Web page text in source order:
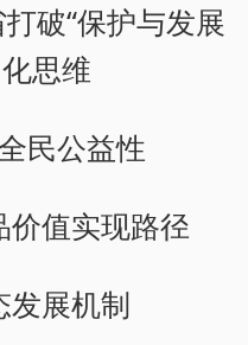
破“保护与发展
思维
民公益性
值实现路径
发展机制